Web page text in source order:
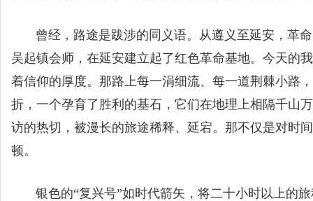
曾经，路途是跋涉的同义语。从遵义至延安，革命
吴起镇会师，在延安建立起了红色革命基地。今天的
着信仰的厚度。那路上每一涓细流、每一道荆棘小路
折，一个孕育了胜利的基石，它们在地理上相隔千山
访的热切，被漫长的旅途稀释、延宕。那不仅是对时
顿。
银色的“复兴号”如时代箭矢，将二十小时以上的旅